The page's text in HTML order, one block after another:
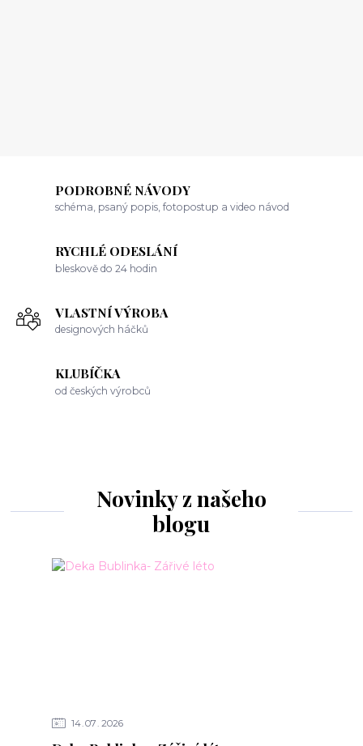
PODROBNÉ NÁVODY
schéma, psaný popis, fotopostup a video návod
RYCHLÉ ODESLÁNÍ
bleskově do 24 hodin
VLASTNÍ VÝROBA
designových háčků
KLUBÍČKA
od českých výrobců
Novinky z našeho
blogu
14 07 2026